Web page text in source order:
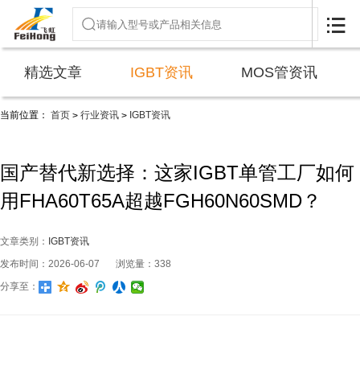

精选文章 IGBT资讯 MOS管资讯
当前位置： 首页 > 行业资讯 > IGBT资讯
国产替代新选择：这家IGBT单管工厂如何
用FHA60T65A超越FGH60N60SMD？
文章类别： IGBT资讯
发布时间：2026-06-07
浏览量：338
分享至：